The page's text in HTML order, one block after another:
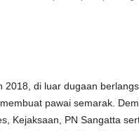
2018, di luar dugaan
pawai semarak.
Kejaksaan, PN Sangatta